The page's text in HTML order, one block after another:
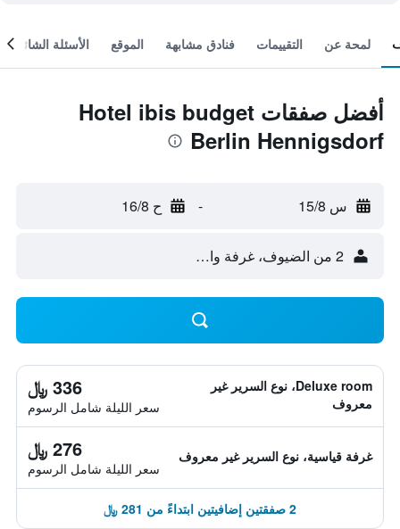
لمحة عن التقييمات فنادق مشابهة الموقع الأسئلة الشائعة
أفضل صفقات Hotel ibis budget
Berlin Hennigsdorf
س 15/8 - ح 16/8
2 من الضيوف، غرفة واحدة
Deluxe room، نوع السرير غير
معروف
336 ﷼
سعر الليلة شامل الرسوم
غرفة قياسية، نوع السرير غير معروف 276 ﷼
سعر الليلة شامل الرسوم
2 صفقتين إضافيتين ابتداءً من 281 ﷼